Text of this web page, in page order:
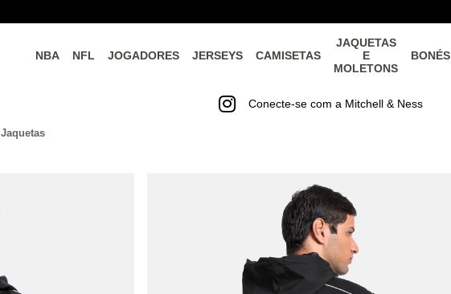
NBA NFL JOGADORES JERSEYS CAMISETAS
JAQUETAS
E
MOLETONS
BONÉS
Conecte-se com a Mitchell & Ness
Jaquetas